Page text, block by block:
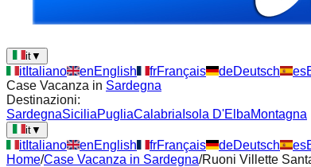
it▼
itItaliano enEnglish frFrançais deDeutsch es
Case Vacanza in Sardegna
Destinazioni:
SardegnaSiciliaPugliaCalabria Isola D'ElbaMontagna
it▼
itItaliano enEnglish frFrançais deDeutsch es
Home/Case Vacanza in Sardegna/Ruoni Villette